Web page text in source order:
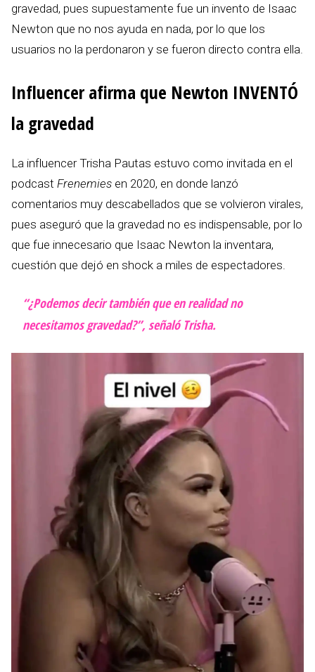
gravedad, pues supuestamente fue un invento de Isaac
Newton que no nos ayuda en nada, por lo que los
usuarios no la perdonaron y se fueron directo contra ella.
Influencer afirma que Newton INVENTÓ
la gravedad
La influencer Trisha Pautas estuvo como invitada en el
podcast Frenemies en 2020, en donde lanzó
comentarios muy descabellados que se volvieron virales,
pues aseguró que la gravedad no es indispensable, por lo
que fue innecesario que Isaac Newton la inventara,
cuestión que dejó en shock a miles de espectadores.
“¿Podemos decir también que en realidad no
necesitamos gravedad?”, señaló Trisha.